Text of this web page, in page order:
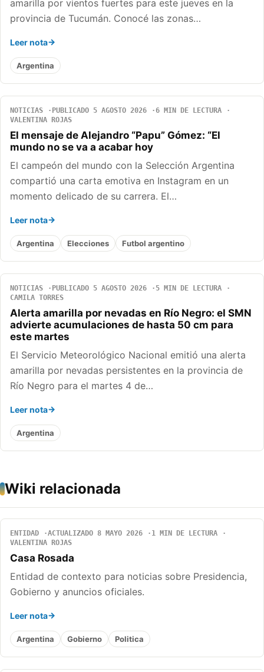
amarilla por vientos fuertes para este jueves en la
provincia de Tucumán. Conocé las zonas…
Leer nota
Argentina
NOTICIAS PUBLICADO 5 AGOSTO 2026
6 MIN DE LECTURA
VALENTINA ROJAS
El mensaje de Alejandro “Papu” Gómez: “El
mundo no se va a acabar hoy
El campeón del mundo con la Selección Argentina
compartió una carta emotiva en Instagram en un
momento delicado de su carrera. El…
Leer nota
Argentina Elecciones Futbol argentino
NOTICIAS PUBLICADO 5 AGOSTO 2026
5 MIN DE LECTURA
CAMILA TORRES
Alerta amarilla por nevadas en Río Negro: el SMN
advierte acumulaciones de hasta 50 cm para
este martes
El Servicio Meteorológico Nacional emitió una alerta
amarilla por nevadas persistentes en la provincia de
Río Negro para el martes 4 de…
Leer nota
Argentina
Wiki relacionada
ENTIDAD ACTUALIZADO 8 MAYO 2026
1 MIN DE LECTURA
VALENTINA ROJAS
Casa Rosada
Entidad de contexto para noticias sobre Presidencia,
Gobierno y anuncios oficiales.
Leer nota
Argentina Gobierno Politica